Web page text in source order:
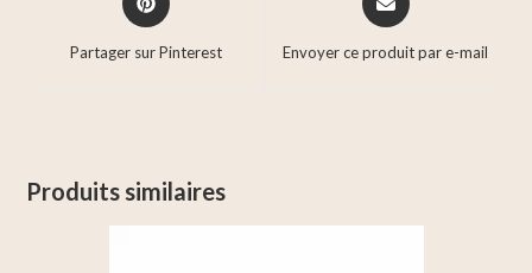
Partager sur Pinterest Envoyer ce produit par e-mail
Produits similaires